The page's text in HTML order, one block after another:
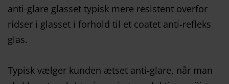
anti-glare glasset typisk mere resistent overfor
ridser i glasset i forhold til et coatet anti-refleks
glas.
Typisk vælger kunden ætset anti-glare, når man